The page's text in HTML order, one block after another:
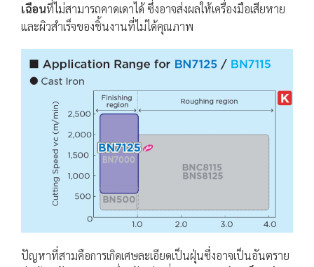
เฉือนที่ไม่สามารถคาดเดาได้ ซึ่งอาจส่งผลให้เครื่องมือเสียหาย
และผิวสำเร็จของชิ้นงานที่ไม่ได้คุณภาพ
ปัญหาที่สามคือการเกิดเศษละเอียดเป็นฝุ่นซึ่งอาจเป็นอันตราย